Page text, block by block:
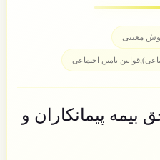
معینی
,قوانین تامین اجتماعی
بیمه پیمانکاران و